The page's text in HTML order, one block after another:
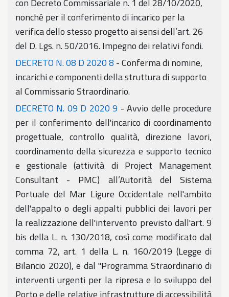
con Decreto Commissariale n. 1 del 28/10/2020,
nonché per il conferimento di incarico per la
verifica dello stesso progetto ai sensi dell’art. 26
del D. Lgs. n. 50/2016. Impegno dei relativi fondi.
DECRETO N. 08 D 2020 8 - Conferma di nomine,
incarichi e componenti della struttura di supporto
al Commissario Straordinario.
DECRETO N. 09 D 2020 9 - Avvio delle procedure
per il conferimento dell'incarico di coordinamento
progettuale, controllo qualità, direzione lavori,
coordinamento della sicurezza e supporto tecnico
e gestionale (attività di Project Management
Consultant - PMC) all’Autorità del Sistema
Portuale del Mar Ligure Occidentale nell'ambito
dell'appalto o degli appalti pubblici dei lavori per
la realizzazione dell'intervento previsto dall'art. 9
bis della L. n. 130/2018, così come modificato dal
comma 72, art. 1 della L. n. 160/2019 (Legge di
Bilancio 2020), e dal "Programma Straordinario di
interventi urgenti per la ripresa e lo sviluppo del
Porto e delle relative infrastrutture di accessibilità